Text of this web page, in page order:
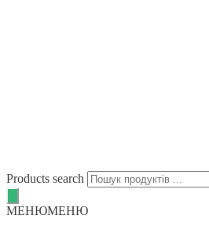
Products search
МЕНЮМЕНЮ